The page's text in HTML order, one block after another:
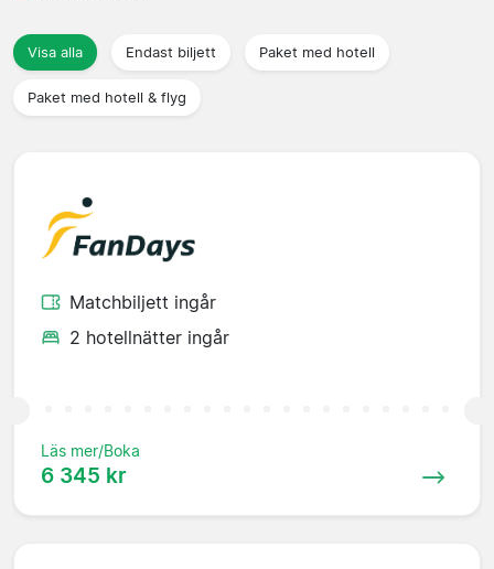
Resebyråer
Visa alla Endast biljett Paket med hotell
Paket med hotell & flyg
Matchbiljett ingår
2 hotellnätter ingår
Läs mer/Boka
6 345 kr